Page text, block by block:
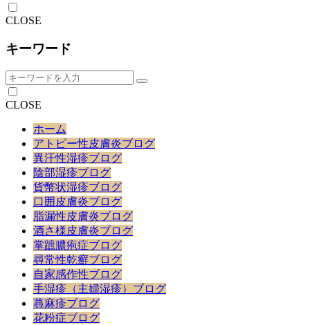
CLOSE
キーワード
CLOSE
ホーム
アトピー性皮膚炎ブログ
異汗性湿疹ブログ
陰部湿疹ブログ
貨幣状湿疹ブログ
口囲皮膚炎ブログ
脂漏性皮膚炎ブログ
酒さ様皮膚炎ブログ
掌蹠膿疱症ブログ
尋常性乾癬ブログ
自家感作性ブログ
手湿疹（主婦湿疹）ブログ
蕁麻疹ブログ
花粉症ブログ